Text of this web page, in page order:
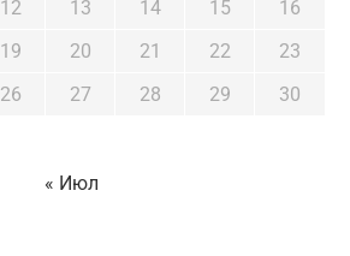
12 13 14 15
16
19 20 21 22
23
26 27 28 29
30
« Июл